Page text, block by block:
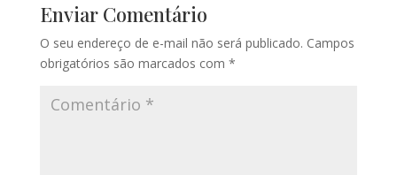
Enviar Comentário
O seu endereço de e-mail não será publicado. Campos
obrigatórios são marcados com *